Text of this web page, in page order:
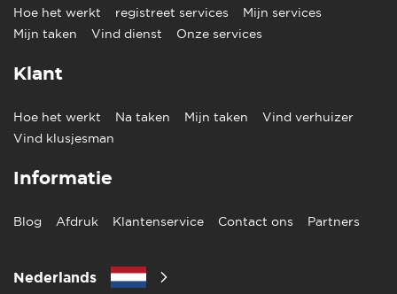
Hoe het werkt registreet services
Mijn services
Mijn taken
Vind dienst Onze services
Klant
Hoe het werkt Na taken Mijn taken
Vind verhuizer
Vind klusjesman
Informatie
Blog Afdruk Klantenservice Contact ons Partners
Nederlands